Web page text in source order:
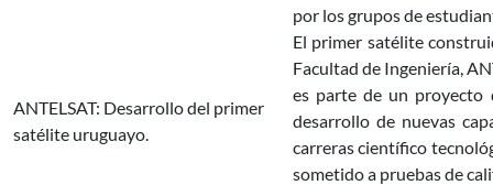
por los grupos de
ANTELSAT: Desarrollo del primer
satélite uruguayo.
El primer satélite
Facultad de Ingeniería,
es parte de un proyecto
desarrollo de nuevas
carreras científico
sometido a pruebas de